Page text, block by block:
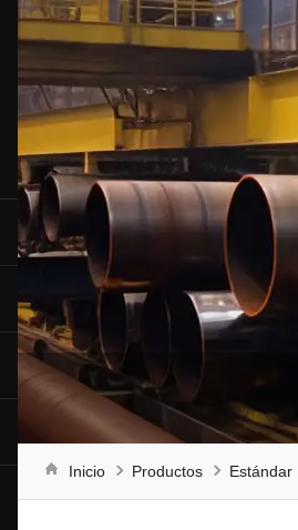
Inicio Productos Estándar